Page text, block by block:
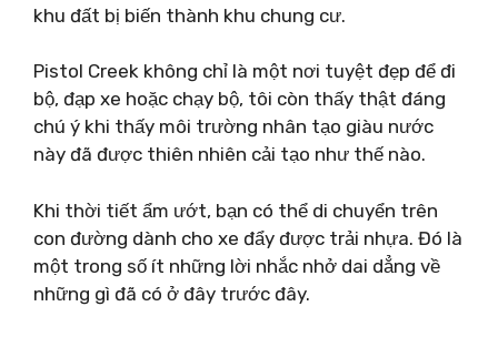
khu đất bị biến thành khu chung cư.
Pistol Creek không chỉ là một nơi tuyệt đẹp để đi
bộ, đạp xe hoặc chạy bộ, tôi còn thấy thật đáng
chú ý khi thấy môi trường nhân tạo giàu nước
này đã được thiên nhiên cải tạo như thế nào.
Khi thời tiết ẩm ướt, bạn có thể di chuyển trên
con đường dành cho xe đẩy được trải nhựa. Đó là
một trong số ít những lời nhắc nhở dai dẳng về
những gì đã có ở đây trước đây.